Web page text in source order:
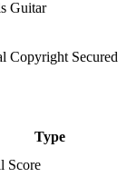
Copyright Secured
Type
Score